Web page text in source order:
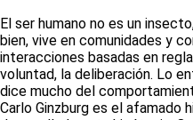
El ser humano no es un
bien, vive en comunidades y
interacciones basadas en
voluntad, la deliberación. Lo
dice mucho del
Carlo Ginzburg es el afamado